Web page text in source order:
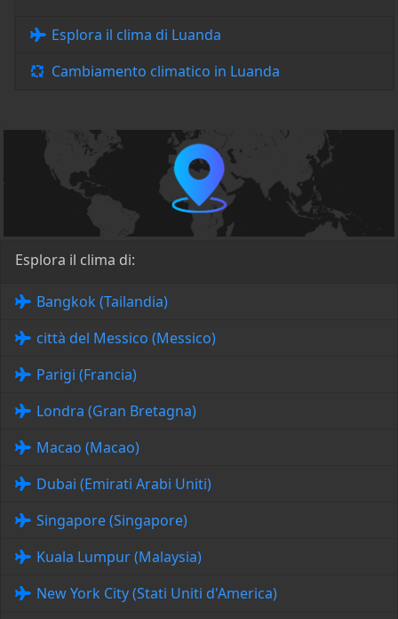
Esplora il clima di Luanda
Cambiamento climatico in Luanda
Esplora il clima di:
Bangkok (Tailandia)
città del Messico (Messico)
Parigi (Francia)
Londra (Gran Bretagna)
Macao (Macao)
Dubai (Emirati Arabi Uniti)
Singapore (Singapore)
Kuala Lumpur (Malaysia)
New York City (Stati Uniti d'America)